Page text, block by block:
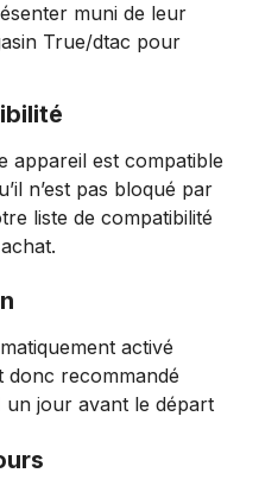
muni de leur
True/dtac pour
appareil est compatible
n’est pas bloqué par
liste de compatibilité
activé
donc recommandé
un jour avant le départ